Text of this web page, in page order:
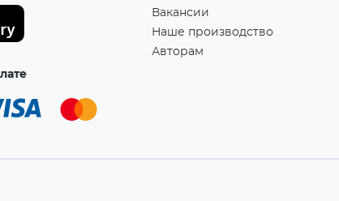
Вакансии
Наше производство
Авторам